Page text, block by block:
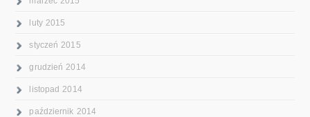
luty 2015
styczeń 2015
grudzień 2014
listopad 2014
październik 2014